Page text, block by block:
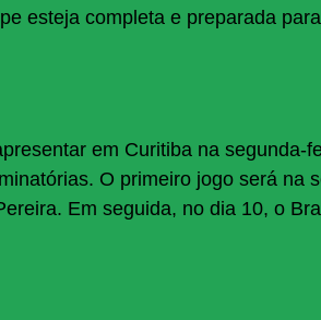
esteja completa e preparada
em Curitiba na segunda-
O primeiro jogo será na
Em seguida, no dia 10, o